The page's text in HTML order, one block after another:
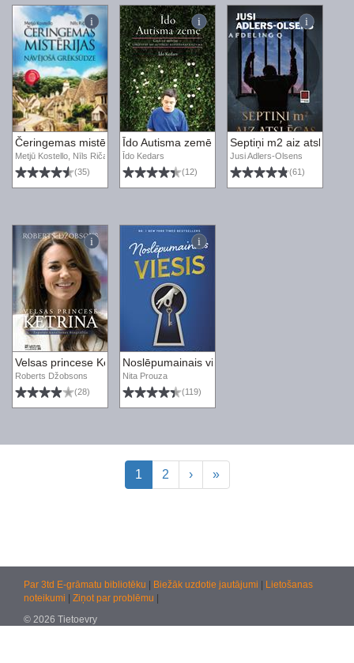
Čeringemas mistērijas. Nāvējošā grēksūdze
Metjū Kostello, Nīls Ričardss
(35)
Īdo Autisma zemē
Īdo Kedars
(12)
Septiņi m2 aiz atslēgas
Jusi Adlers-Olsens
(61)
Velsas princese Ketrina. Topošās karalienes biogrāfija
Roberts Džobsons
(28)
Noslēpumainais viesis
Nita Prouza
(119)
1 2 › »
Par 3td E-grāmatu bibliotēku Biežāk uzdotie jautājumi
Lietošanas
noteikumi
Ziņot par problēmu
© 2026 Tietoevry